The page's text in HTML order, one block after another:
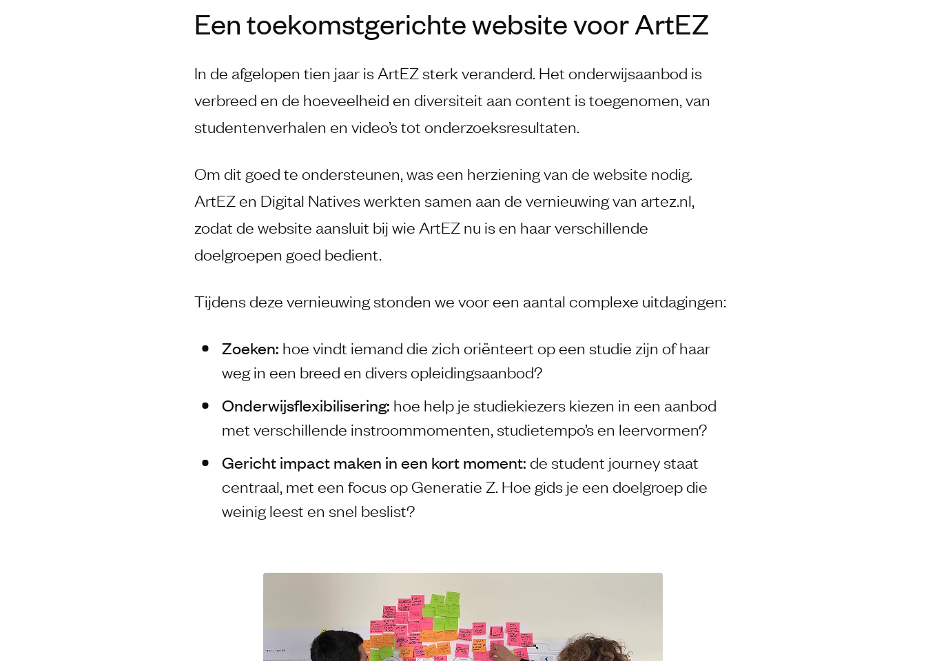
Een toekomstgerichte website voor ArtEZ
In de afgelopen tien jaar is ArtEZ sterk veranderd. Het onderwijsaanbod is
verbreed en de hoeveelheid en diversiteit aan content is toegenomen, van
studentenverhalen en video’s tot onderzoeksresultaten.
Om dit goed te ondersteunen, was een herziening van de website nodig.
ArtEZ en Digital Natives werkten samen aan de vernieuwing van artez.nl,
zodat de website aansluit bij wie ArtEZ nu is en haar verschillende
doelgroepen goed bedient.
Tijdens deze vernieuwing stonden we voor een aantal complexe uitdagingen:
Zoeken: hoe vindt iemand die zich oriënteert op een studie zijn of haar
weg in een breed en divers opleidingsaanbod?
Onderwijsflexibilisering: hoe help je studiekiezers kiezen in een aanbod
met verschillende instroommomenten, studietempo’s en leervormen?
Gericht impact maken in een kort moment: de student journey staat
centraal, met een focus op Generatie Z. Hoe gids je een doelgroep die
weinig leest en snel beslist?